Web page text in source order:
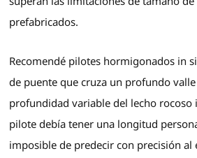
prefabricados.
Recomendé pilotes hormigonados in
de puente que cruza un profundo
profundidad variable del lecho rocoso
pilote debía tener una longitud
imposible de predecir con precisión al